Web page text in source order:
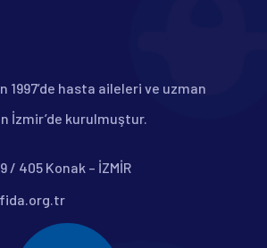
1997’de hasta aileleri ve uzman
İzmir’de kurulmuştur.
/ 405 Konak – İZMİR